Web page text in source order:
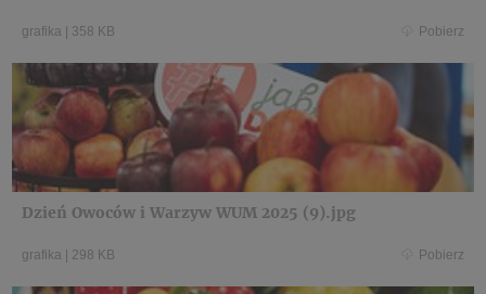
grafika | 358 KB Pobierz
Dzień Owoców i Warzyw WUM 2025 (9).jpg
grafika | 298 KB Pobierz